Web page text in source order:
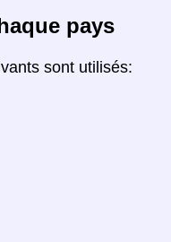
pays
sont utilisés: